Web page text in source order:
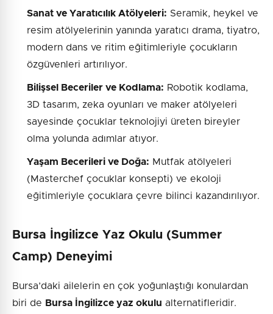
Sanat ve Yaratıcılık Atölyeleri: Seramik, heykel ve
resim atölyelerinin yanında yaratıcı drama, tiyatro,
modern dans ve ritim eğitimleriyle çocukların
özgüvenleri artırılıyor.
Bilişsel Beceriler ve Kodlama: Robotik kodlama,
3D tasarım, zeka oyunları ve maker atölyeleri
sayesinde çocuklar teknolojiyi üreten bireyler
olma yolunda adımlar atıyor.
Yaşam Becerileri ve Doğa: Mutfak atölyeleri
(Masterchef çocuklar konsepti) ve ekoloji
eğitimleriyle çocuklara çevre bilinci kazandırılıyor.
Bursa İngilizce Yaz Okulu (Summer
Camp) Deneyimi
Bursa’daki ailelerin en çok yoğunlaştığı konulardan
biri de Bursa İngilizce yaz okulu alternatifleridir.